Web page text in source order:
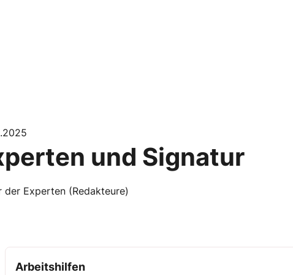
und Signatur
der Experten (Redakteure)
Arbeitshilfen